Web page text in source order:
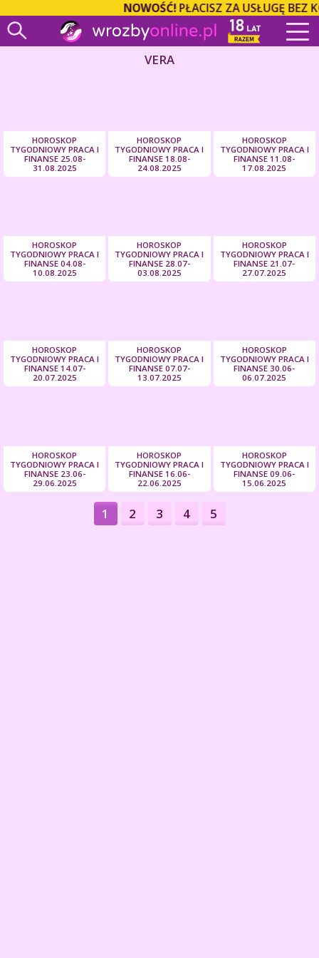
NOWOŚĆ!PŁACISZ ZA USŁUGĘ BEZ
VERA
HOROSKOP
TYGODNIOWY PRACA I
FINANSE 25.08-
31.08.2025
HOROSKOP
TYGODNIOWY PRACA I
FINANSE 18.08-
24.08.2025
HOROSKOP
TYGODNIOWY PRACA I
FINANSE 11.08-
17.08.2025
HOROSKOP
TYGODNIOWY PRACA I
FINANSE 04.08-
10.08.2025
HOROSKOP
TYGODNIOWY PRACA I
FINANSE 28.07-
03.08.2025
HOROSKOP
TYGODNIOWY PRACA I
FINANSE 21.07-
27.07.2025
HOROSKOP
TYGODNIOWY PRACA I
FINANSE 14.07-
20.07.2025
HOROSKOP
TYGODNIOWY PRACA I
FINANSE 07.07-
13.07.2025
HOROSKOP
TYGODNIOWY PRACA I
FINANSE 30.06-
06.07.2025
HOROSKOP
TYGODNIOWY PRACA I
FINANSE 23.06-
29.06.2025
HOROSKOP
TYGODNIOWY PRACA I
FINANSE 16.06-
22.06.2025
HOROSKOP
TYGODNIOWY PRACA I
FINANSE 09.06-
15.06.2025
1 2 3 4 5